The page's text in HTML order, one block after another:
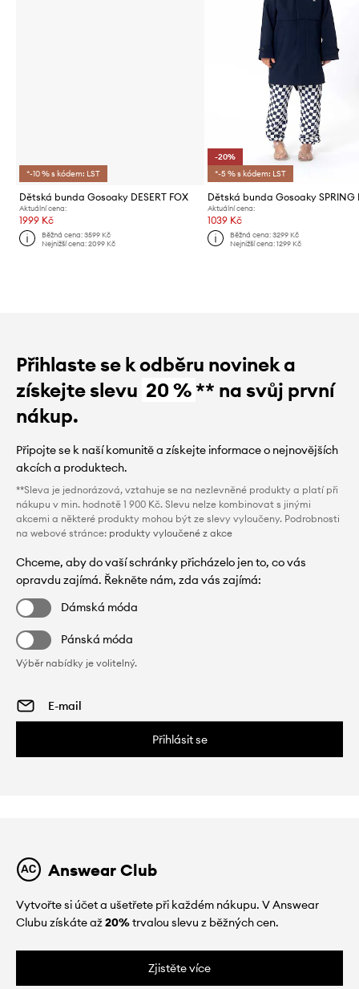
*-10 % s kódem: LST
Dětská bunda Gosoaky DESERT FOX
Aktuální cena:
1999 Kč
Běžná cena:3599 Kč
Nejnižší cena:2099 Kč
-20%
*-5 % s kódem: LST
Dětská bunda Gosoaky SPRING
Aktuální cena:
1039 Kč
Běžná cena: 3299 Kč
Nejnižší cena: 1299 Kč
Přihlaste se k odběru novinek a
získejte slevu 20 %** na svůj první
nákup.
Připojte se k naší komunitě a získejte informace o nejnovějších
akcích a produktech.
**Sleva je jednorázová, vztahuje se na nezlevněné produkty a platí při
nákupu v min. hodnotě 1 900 Kč. Slevu nelze kombinovat s jinými
akcemi a některé produkty mohou být ze slevy vyloučeny. Podrobnosti
na webové stránce: produkty vyloučené z akce
Chceme, aby do vaší schránky přicházelo jen to, co vás
opravdu zajímá. Řekněte nám, zda vás zajímá:
Dámská móda
Pánská móda
Výběr nabídky je volitelný.
Přihlásit se
Answear Club
Vytvořte si účet a ušetřete při každém nákupu. V Answear
Clubu získáte až20%trvalou slevu z běžných cen.
Zjistěte více